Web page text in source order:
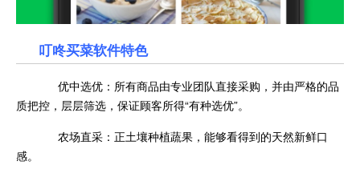
叮咚买菜软件特色
优中选优：所有商品由专业团队直接采购，并由严格的品
质把控，层层筛选，保证顾客所得“有种选优”。
农场直采：正土壤种植蔬果，能够看得到的天然新鲜口
感。